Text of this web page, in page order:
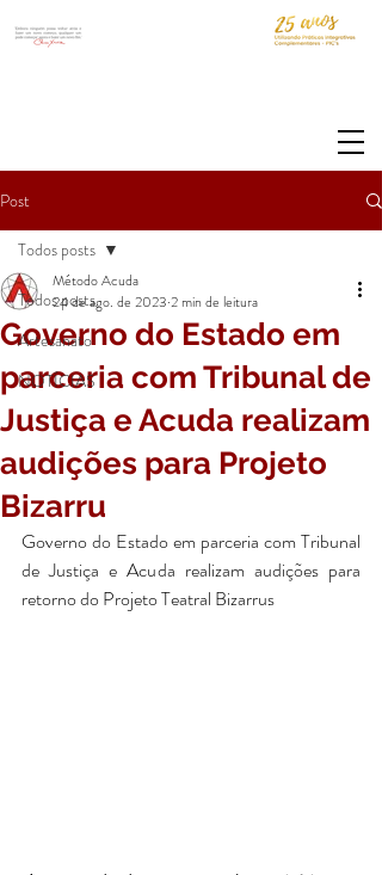
Post
Todos posts
Artesanato
NOTÍCIAS
Todos posts
Governo do Estado em
parceria com Tribunal de
Justiça e Acuda realizam
audições para Projeto
Bizarru
Método Acuda
24 de ago. de 2023 2 min de leitura
Governo do Estado em parceria com Tribunal
de Justiça e Acuda realizam audições para
retorno do Projeto Teatral Bizarrus